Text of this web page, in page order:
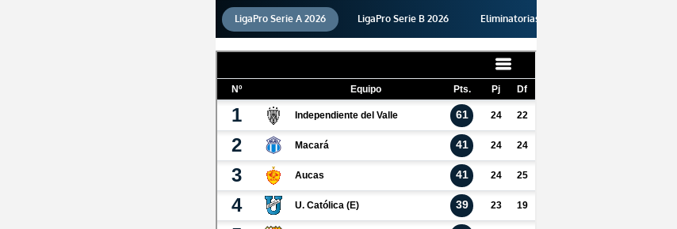
LigaPro Serie A 2026 LigaPro Serie B 2026 Eliminatorias 2026